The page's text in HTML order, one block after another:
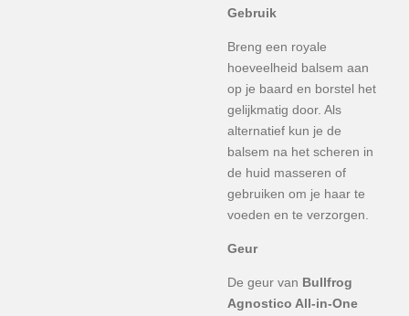
Gebruik
Breng een royale
hoeveelheid balsem aan
op je baard en borstel het
gelijkmatig door. Als
alternatief kun je de
balsem na het scheren in
de huid masseren of
gebruiken om je haar te
voeden en te verzorgen.
Geur
De geur van Bullfrog
Agnostico All-in-One